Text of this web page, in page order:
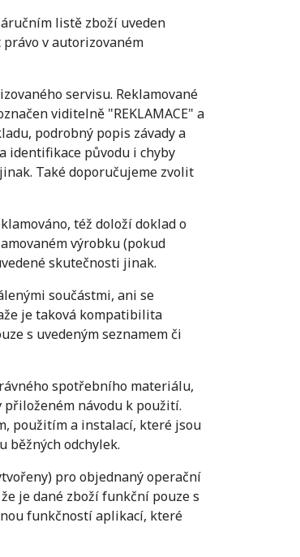
listě zboží uveden
v autorizovaném
servisu. Reklamované
viditelně "REKLAMACE" a
podrobný popis závady a
identifikace původu i chyby
Také doporučujeme zvolit
též doloží doklad o
výrobku (pokud
skutečnosti jinak.
součástmi, ani se
je taková kompatibilita
s uvedeným seznamem či
spotřebního materiálu,
návodu k použití.
použitím a instalací, které jsou
běžných odchylek.
pro objednaný operační
je dané zboží funkční pouze s
funkčností aplikací, které